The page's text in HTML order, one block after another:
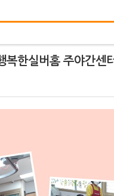
복한실버홈 주야간센